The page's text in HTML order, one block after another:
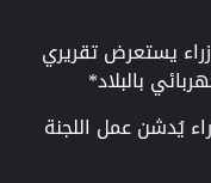
يستعرض تقريري
بالبلاد*
يُدشن عمل اللجنة